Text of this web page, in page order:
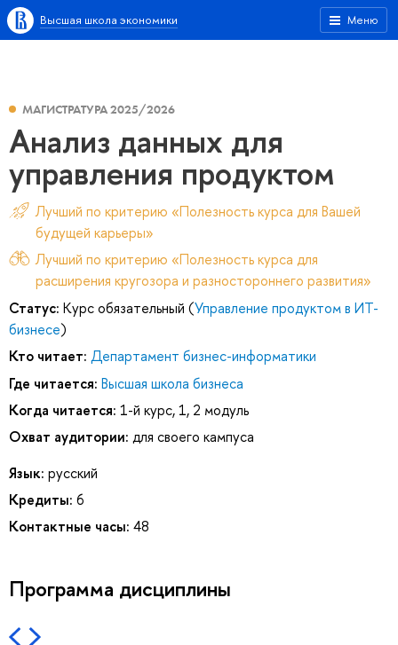
Меню
Высшая школа экономики
МАГИСТРАТУРА 2025/2026
Анализ данных для
управления продуктом
Лучший по критерию «Полезность курса для Вашей
будущей карьеры»
Лучший по критерию «Полезность курса для
расширения кругозора и разностороннего развития»
Статус: Курс обязательный (Управление продуктом в ИТ-
бизнесе)
Кто читает: Департамент бизнес-информатики
Где читается: Высшая школа бизнеса
Когда читается: 1-й курс, 1, 2 модуль
Охват аудитории: для своего кампуса
Язык: русский
Кредиты: 6
Контактные часы: 48
Программа дисциплины